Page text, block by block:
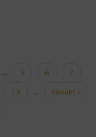
… 5 6
7
13 …
suivant ›